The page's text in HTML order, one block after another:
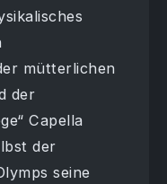
mütterlichen
der
Capella
der
seine